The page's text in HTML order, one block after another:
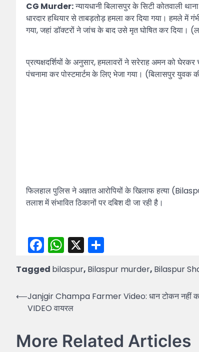
CG Murder:न्यायधानी बिलासपुर के सिटी कोतवाली
धारदार हथियार से ताबड़तोड़ हमला कर दिया गया। हमले
गया, जहां डॉक्टरों ने जांच के बाद उसे मृत घोषित कर दिया।
प्रत्यक्षदर्शियों के अनुसार, हमलावरों ने सरेराह अमन को
पंचनामा कर पोस्टमार्टम के लिए भेजा गया। (बिलासपुर युवक
फिलहाल पुलिस ने अज्ञात आरोपियों के खिलाफ हत्या
तलाश में संभावित ठिकानों पर दबिश दी जा रही है।
Facebook
WhatsApp
X
Tagged bilaspur, Bilaspur murder, Bilaspur
Post
navigation
⟵Janjgir Champa Farmer Video: धान टोकन नहीं
VIDEO वायरल
More Related Articles